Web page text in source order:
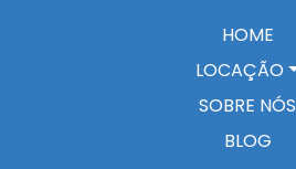
HOME
LOCAÇÃO
SOBRE NÓS
BLOG